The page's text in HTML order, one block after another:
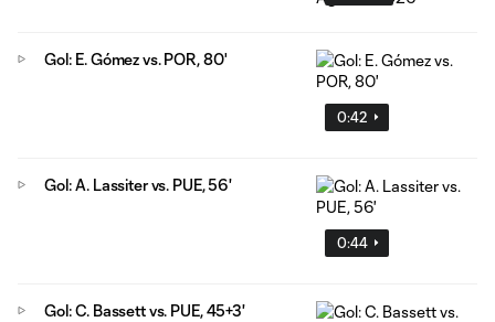
0:42
Gol: E. Gómez vs. POR, 80'
0:44
Gol: A. Lassiter vs. PUE, 56'
Gol: C. Bassett vs. PUE, 45+3'